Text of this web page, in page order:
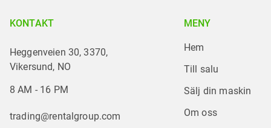
KONTAKT
Heggenveien 30, 3370,
Vikersund, NO
8 AM - 16 PM
trading@rentalgroup.com
MENY
Hem
Till salu
Sälj din maskin
Om oss